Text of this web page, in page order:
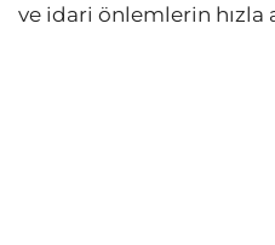
ve idari önlemlerin hızla